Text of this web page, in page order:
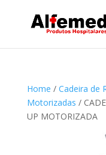
Home / Cadeira de
Motorizadas /
UP MOTORIZADA